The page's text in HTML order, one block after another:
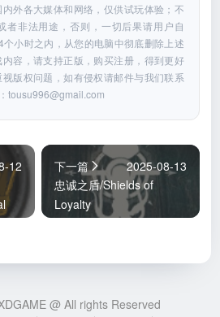
外各大媒体和网络，仅供试玩体验；不
者非法用途，否则，一切后果请用户自
小时之内，从您的电脑中彻底删除上述
容，请支持正版，购买注册，得到更好
版权问题，如有侵权请邮件与我们联系
tousu996@gmail.com
12
下一篇
2025-08-13
忠诚之盾/Shields of
Loyalty
@ All rights Reserved